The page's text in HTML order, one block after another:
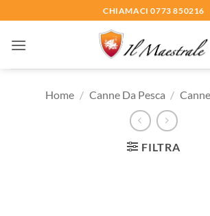
ai
contenuti
CHIAMACI 0773 850216
Home / Canne Da Pesca /
FILTRA